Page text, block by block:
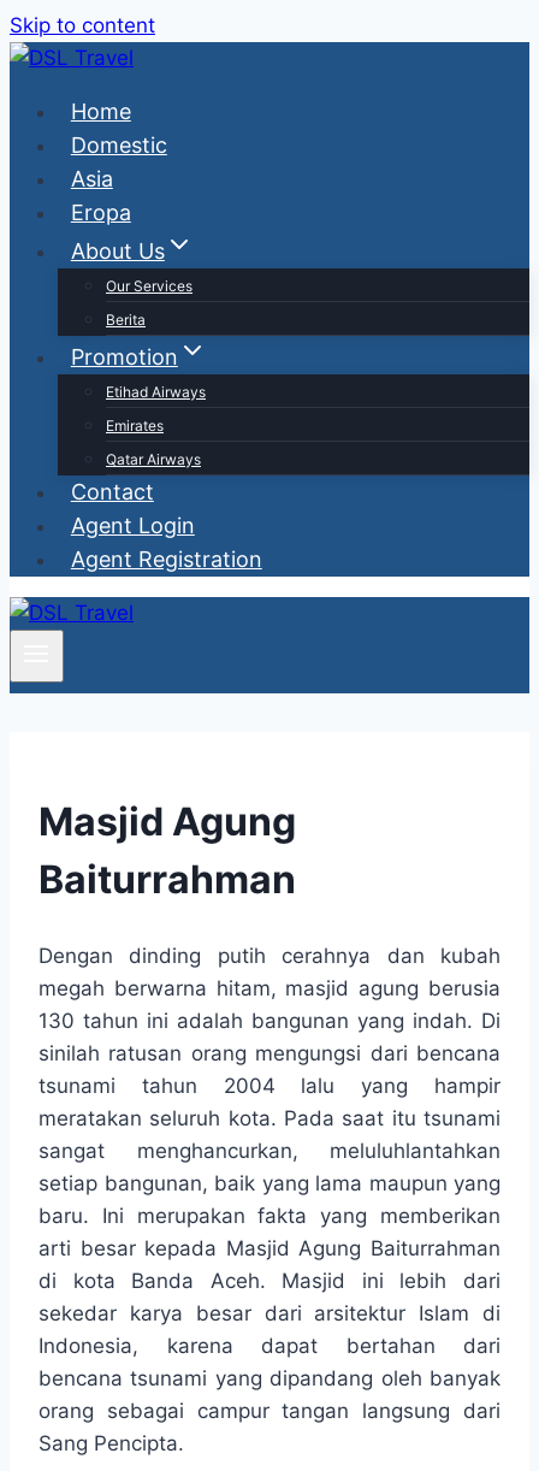
Skip to content
Home
Domestic
Asia
Eropa
About Us
Our Services
Berita
Promotion
Etihad Airways
Emirates
Qatar Airways
Contact
Agent Login
Agent Registration
Masjid Agung
Baiturrahman
Dengan dinding putih cerahnya dan kubah
megah berwarna hitam, masjid agung berusia
130 tahun ini adalah bangunan yang indah. Di
sinilah ratusan orang mengungsi dari bencana
tsunami tahun 2004 lalu yang hampir
meratakan seluruh kota. Pada saat itu tsunami
sangat menghancurkan, meluluhlantahkan
setiap bangunan, baik yang lama maupun yang
baru. Ini merupakan fakta yang memberikan
arti besar kepada Masjid Agung Baiturrahman
di kota Banda Aceh. Masjid ini lebih dari
sekedar karya besar dari arsitektur Islam di
Indonesia, karena dapat bertahan dari
bencana tsunami yang dipandang oleh banyak
orang sebagai campur tangan langsung dari
Sang Pencipta.